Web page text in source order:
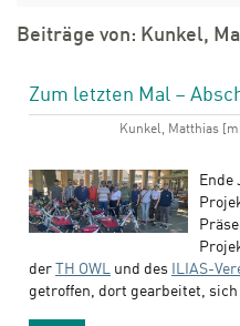
Beiträge von: Kunkel,
Zum letzten Mal –
Kunkel, Matthias
Ende
der
TH OWL und des ILIAS-
getroffen, dort gearbeitet,